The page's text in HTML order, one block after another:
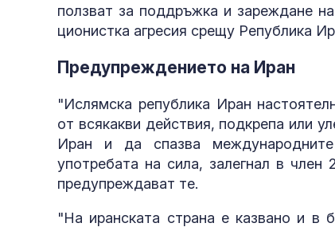
ползват за поддръжка и зареждане
ционистка агресия срещу Република
Предупреждението на Иран
"Ислямска република Иран
от всякакви действия, подкрепа или
Иран и да спазва
употребата на сила, залегнал в
предупреждават те.
"На иранската страна е казвано и